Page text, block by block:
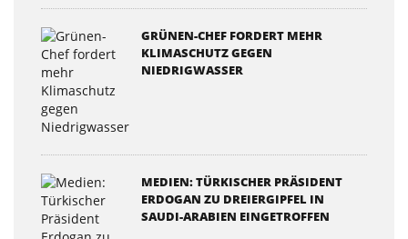
GRÜNEN-CHEF FORDERT MEHR
KLIMASCHUTZ GEGEN
NIEDRIGWASSER
MEDIEN: TÜRKISCHER PRÄSIDENT
ERDOGAN ZU DREIERGIPFEL IN
SAUDI-ARABIEN EINGETROFFEN